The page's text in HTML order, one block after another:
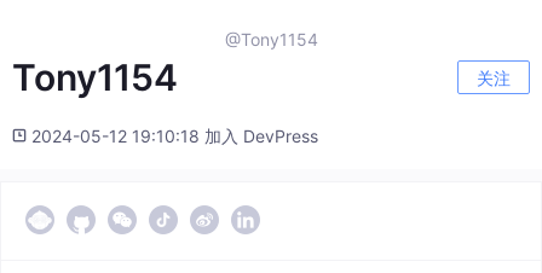
@Tony1154
Tony1154 关注
2024-05-12 19:10:18 加入 DevPress